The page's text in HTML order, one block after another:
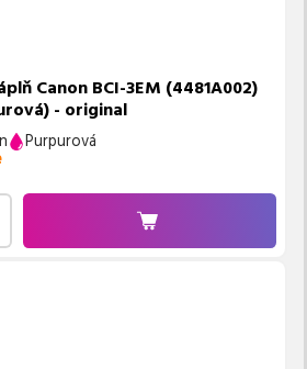
Canon BCI-3EM (4481A002)
- original
Purpurová